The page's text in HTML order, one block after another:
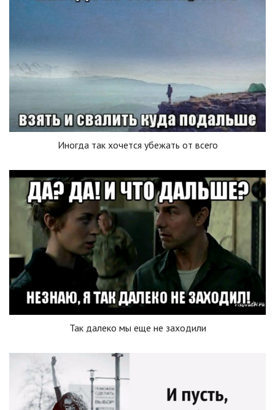
Иногда так хочется убежать от всего
Так далеко мы еще не заходили